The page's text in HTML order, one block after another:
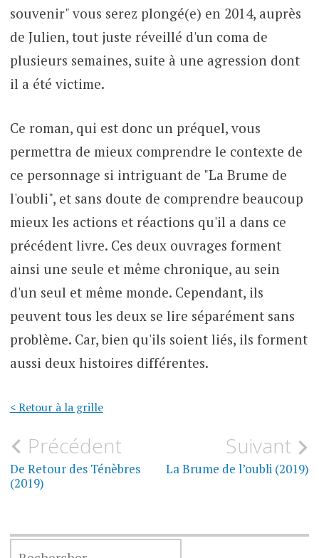
souvenir" vous serez plongé(e) en 2014, auprès
de Julien, tout juste réveillé d'un coma de
plusieurs semaines, suite à une agression dont
il a été victime.
Ce roman, qui est donc un préquel, vous
permettra de mieux comprendre le contexte de
ce personnage si intriguant de "La Brume de
l'oubli", et sans doute de comprendre beaucoup
mieux les actions et réactions qu'il a dans ce
précédent livre. Ces deux ouvrages forment
ainsi une seule et même chronique, au sein
d'un seul et même monde. Cependant, ils
peuvent tous les deux se lire séparément sans
problème. Car, bien qu'ils soient liés, ils forment
aussi deux histoires différentes.
< Retour à la grille
Navigation
de
Précédent
De Retour des Ténèbres
(2019)
Suivant
La Brume de l’oubli (2019)